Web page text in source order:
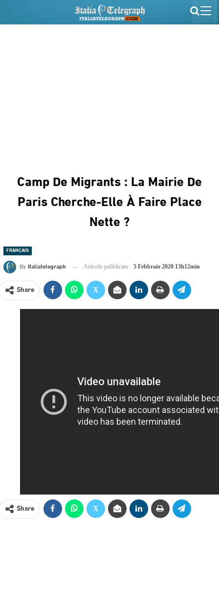
Camp De Migrants : La Mairie De
Paris Cherche-Elle À Faire Place
Nette ?
FRANÇAIS
By Italiatelegraph Articolo pubblicato : 5 Febbraio 2020 13h12min
Share
Share